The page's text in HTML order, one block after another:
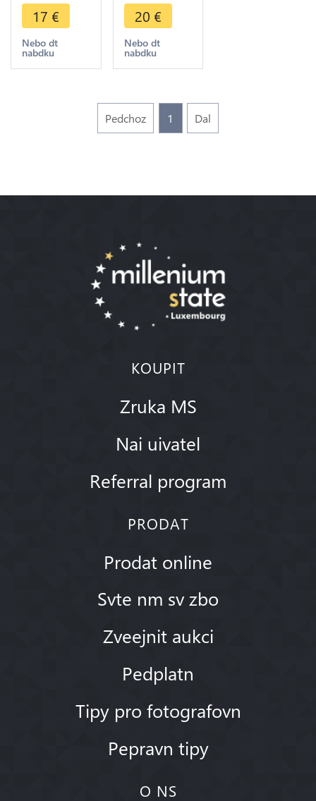
1905 Silver
AU UNC ->
Make offer
17 €
Nebo dt
nabdku
1918 ->
Make offer
20 €
Nebo dt
nabdku
Pedchoz 1 Dal
KOUPIT
Zruka MS
Nai uivatel
Referral program
PRODAT
Prodat online
Svte nm sv zbo
Zveejnit aukci
Pedplatn
Tipy pro fotografovn
Pepravn tipy
O NS